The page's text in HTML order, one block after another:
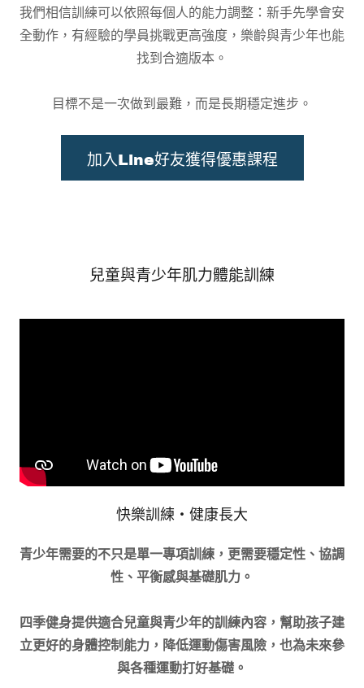
我們相信訓練可以依照每個人的能力調整：新手先學會安
全動作，有經驗的學員挑戰更高強度，樂齡與青少年也能
找到合適版本。
目標不是一次做到最難，而是長期穩定進步。
加入Line好友獲得優惠課程
兒童與青少年肌力體能訓練
快樂訓練・健康長大
青少年需要的不只是單一專項訓練，更需要穩定性、協調
性、平衡感與基礎肌力。
四季健身提供適合兒童與青少年的訓練內容，幫助孩子建
立更好的身體控制能力，降低運動傷害風險，也為未來參
與各種運動打好基礎。